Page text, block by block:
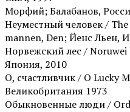
Морфий; Балабанов,
Неуместный человек /
mannen, Den; Йенс Льен,
Норвежский лес /
Япония, 2010
О, счастливчик / O Lucky
Великобритания 1973
Обыкновенные люди /